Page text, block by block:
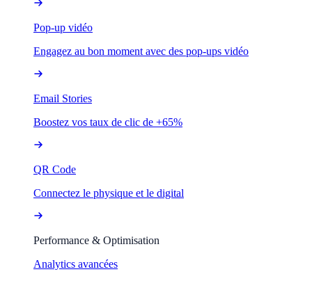
Pop-up vidéo
Engagez au bon moment avec des pop-ups vidéo
Email Stories
Boostez vos taux de clic de +65%
QR Code
Connectez le physique et le digital
Performance & Optimisation
Analytics avancées